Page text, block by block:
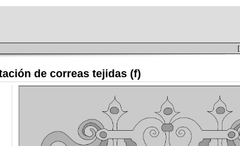
[
de correas tejidas (f)